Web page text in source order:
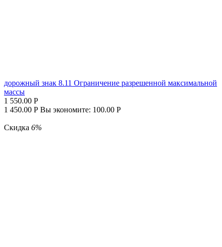
дорожный знак 8.11 Ограничение разрешенной максимальной
массы
1 550.00 Р
1 450.00 Р Вы экономите: 100.00 Р
Скидка 6%